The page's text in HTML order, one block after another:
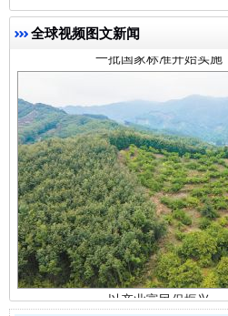
全球视频图文新闻
以产业富民促振兴